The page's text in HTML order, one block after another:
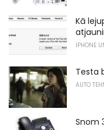
Kā
IPHONE
Testa
AUTO
Snom